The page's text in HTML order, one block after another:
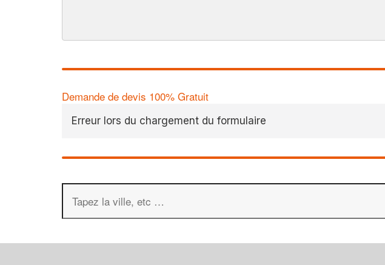
Demande de devis 100% Gratuit
Erreur lors du chargement du formulaire